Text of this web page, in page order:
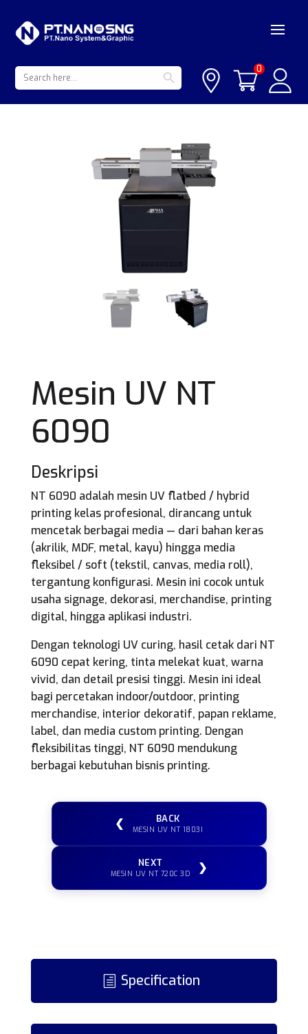
0
Search
for:
Search Button
Mesin UV NT
6090
Deskripsi
NT 6090 adalah mesin UV flatbed / hybrid
printing kelas profesional, dirancang untuk
mencetak berbagai media — dari bahan keras
(akrilik, MDF, metal, kayu) hingga media
fleksibel / soft (tekstil, canvas, media roll),
tergantung konfigurasi. Mesin ini cocok untuk
usaha signage, dekorasi, merchandise, printing
digital, hingga aplikasi industri.
Dengan teknologi UV curing, hasil cetak dari NT
6090 cepat kering, tinta melekat kuat, warna
vivid, dan detail presisi tinggi. Mesin ini ideal
bagi percetakan indoor/outdoor, printing
merchandise, interior dekoratif, papan reklame,
label, dan media custom printing. Dengan
fleksibilitas tinggi, NT 6090 mendukung
berbagai kebutuhan bisnis printing.
❮ BACK
MESIN UV NT 1803I
NEXT
MESIN UV NT 720C 3D ❯
Specification